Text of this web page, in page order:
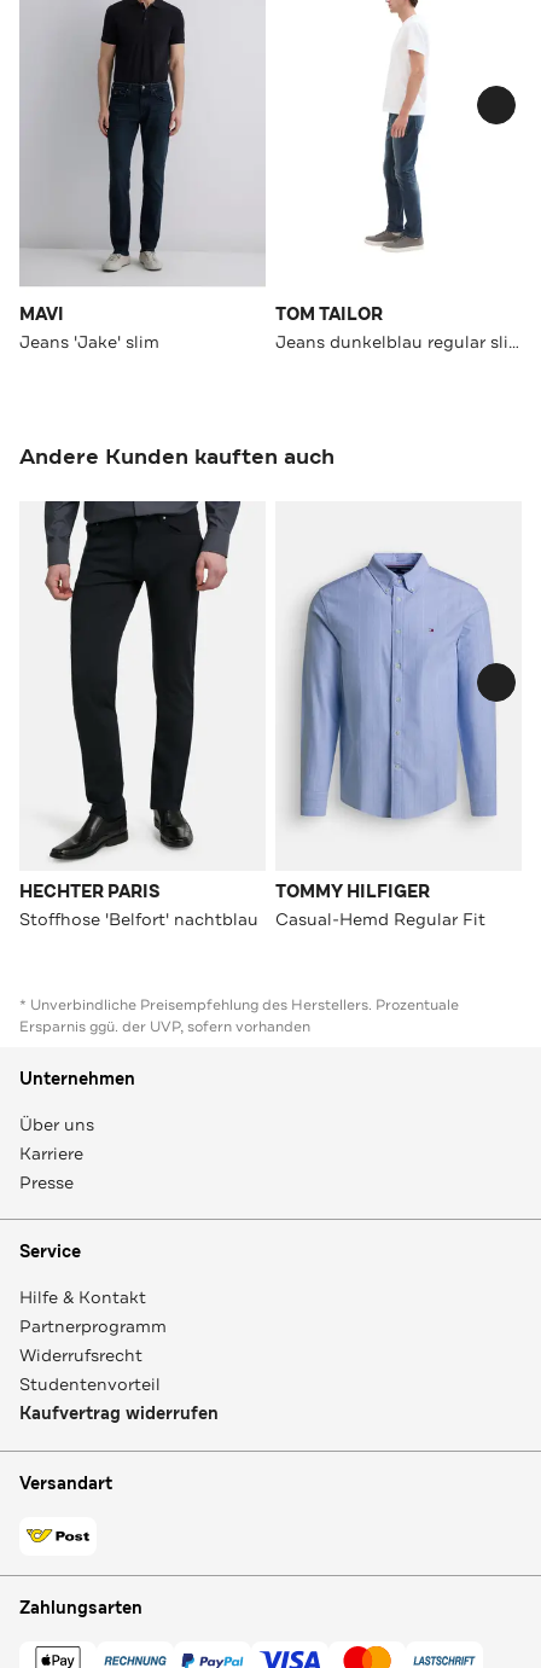
MAVI
Jeans 'Jake' slim
TOM TAILOR
Jeans dunkelblau regular slim
Andere Kunden kauften auch
HECHTER PARIS
Stoffhose 'Belfort' nachtblau
TOMMY HILFIGER
Casual-Hemd Regular Fit
* Unverbindliche Preisempfehlung des Herstellers. Prozentuale
Ersparnis ggü. der UVP, sofern vorhanden
Unternehmen
Über uns
Karriere
Presse
Service
Hilfe & Kontakt
Partnerprogramm
Widerrufsrecht
Studentenvorteil
Kaufvertrag widerrufen
Versandart
Zahlungsarten